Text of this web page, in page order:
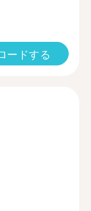
ードする